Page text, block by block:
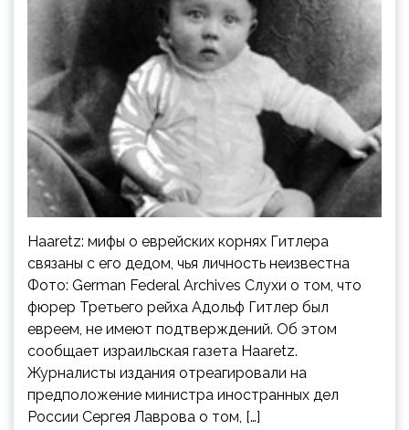
Haaretz: мифы о еврейских корнях Гитлера
связаны с его дедом, чья личность неизвестна
Фото: German Federal Archives Слухи о том, что
фюрер Третьего рейха Адольф Гитлер был
евреем, не имеют подтверждений. Об этом
сообщает израильская газета Haaretz.
Журналисты издания отреагировали на
предположение министра иностранных дел
России Сергея Лаврова о том, […]